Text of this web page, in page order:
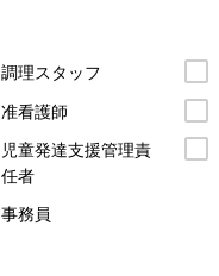
調理スタッフ
准看護師
児童発達支援管理責
任者
事務員